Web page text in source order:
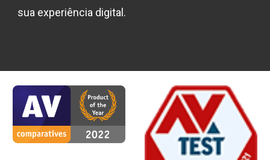
sua experiência digital.